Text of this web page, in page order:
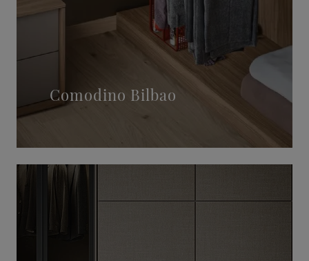
Comodino Bilbao